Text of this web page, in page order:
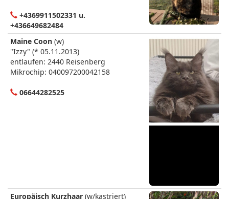
+4369911502331 u.
+436649682484
Maine Coon (w)
"Izzy" (* 05.11.2013)
entlaufen: 2440 Reisenberg
Mikrochip: 040097200042158
06644282525
Europäisch Kurzhaar (w/kastriert)